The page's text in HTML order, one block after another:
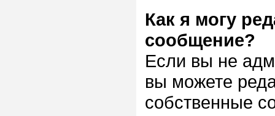
Как я могу
сообщение?
Если вы не
вы можете
собственные